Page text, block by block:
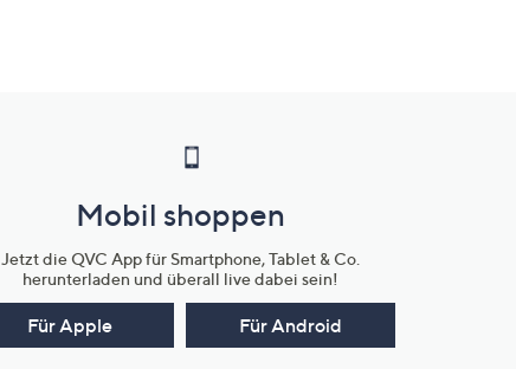
Mobil shoppen
Jetzt die QVC App für Smartphone, Tablet & Co.
herunterladen und überall live dabei sein!
Für Apple Für Android